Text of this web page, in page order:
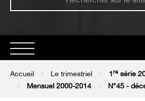
Accueil Le trimestriel 1re série
Mensuel 2000-2014
N°45 -